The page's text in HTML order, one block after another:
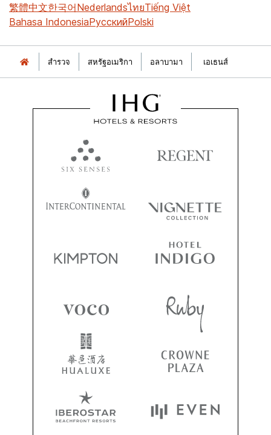
繁體中文한국어NederlandsไทยTiếng Việt
Bahasa IndonesiaРусскийPolski
สำรวจ สหรัฐอเมริกา อลาบามา เอเธนส์